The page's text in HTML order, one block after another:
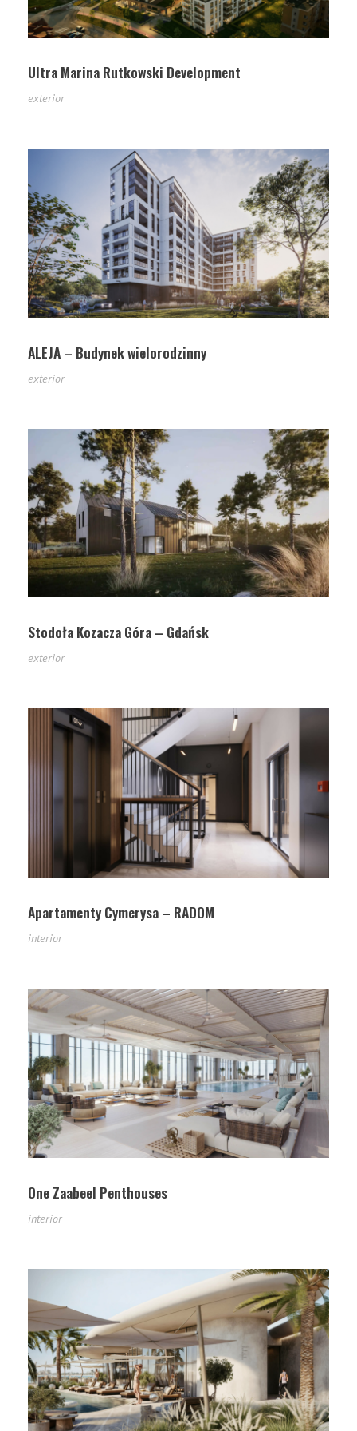
Ultra Marina Rutkowski Development
exterior
ALEJA – Budynek wielorodzinny
exterior
Stodoła Kozacza Góra – Gdańsk
exterior
Apartamenty Cymerysa – RADOM
interior
One Zaabeel Penthouses
interior